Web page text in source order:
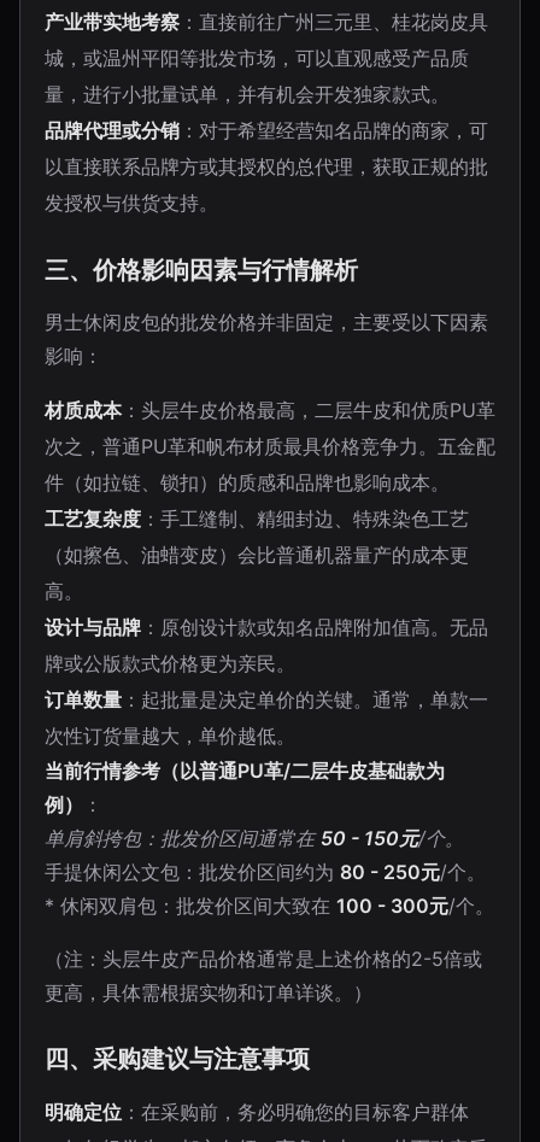
产业带实地考察 ：直接前往广州三元里、桂花岗皮具
城，或温州平阳等批发市场，可以直观感受产品质
量，进行小批量试单，并有机会开发独家款式。
品牌代理或分销 ：对于希望经营知名品牌的商家，可
以直接联系品牌方或其授权的总代理，获取正规的批
发授权与供货支持。
三、价格影响因素与行情解析
男士休闲皮包的批发价格并非固定，主要受以下因素
影响：
材质成本：头层牛皮价格最高，二层牛皮和优质PU革
次之，普通PU革和帆布材质最具价格竞争力。五金配
件（如拉链、锁扣）的质感和品牌也影响成本。
工艺复杂度 ：手工缝制、精细封边、特殊染色工艺
（如擦色、油蜡变皮）会比普通机器量产的成本更
高。
设计与品牌 ：原创设计款或知名品牌附加值高。无品
牌或公版款式价格更为亲民。
订单数量 ：起批量是决定单价的关键。通常，单款一
次性订货量越大，单价越低。
当前行情参考（以普通PU革/二层牛皮基础款为
例）
：
单肩斜挎包：批发价区间通常在 50 - 150元/个。
手提休闲公文包：批发价区间约为 80 - 250元/个。
* 休闲双肩包：批发价区间大致在 100 - 300元/个。
（注：头层牛皮产品价格通常是上述价格的2-5倍或
更高，具体需根据实物和订单详谈。）
四、采购建议与注意事项
明确定位 ：在采购前，务必明确您的目标客户群体